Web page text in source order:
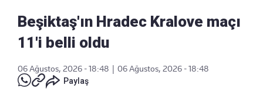
Beşiktaş'ın Hradec Kralove maçı
11'i belli oldu
06 Ağustos, 2026 - 18:48
06 Ağustos, 2026 - 18:48
Paylaş